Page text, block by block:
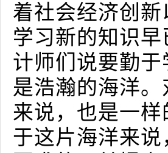
着社会经济创
学习新的知识
计师们说要勤
是浩瀚的海洋
来说，也是一
于这片海洋来